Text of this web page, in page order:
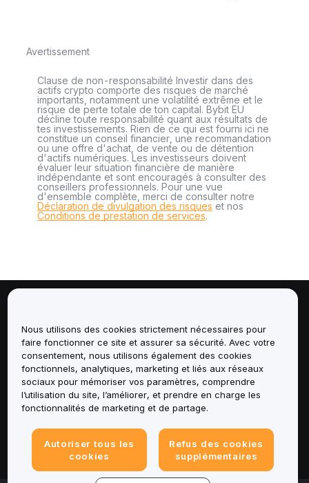
Avertissement
Clause de non-responsabilité Investir dans des
actifs crypto comporte des risques de marché
importants, notamment une volatilité extrême et le
risque de perte totale de ton capital. Bybit EU
décline toute responsabilité quant aux résultats de
tes investissements. Rien de ce qui est fourni ici ne
constitue un conseil financier, une recommandation
ou une offre d'achat, de vente ou de détention
d'actifs numériques. Les investisseurs doivent
évaluer leur situation financière de manière
indépendante et sont encouragés à consulter des
conseillers professionnels. Pour une vue
d'ensemble complète, merci de consulter notre
Déclaration de divulgation des risques et nos
Conditions de prestation de services.
Services
Assistance
Produits
Mentions légales
Nous utilisons des cookies strictement nécessaires pour
faire fonctionner ce site et assurer sa sécurité. Avec votre
consentement, nous utilisons également des cookies
fonctionnels, analytiques, marketing et liés aux réseaux
sociaux pour mémoriser vos paramètres, comprendre
l’utilisation du site, l’améliorer, et prendre en charge les
fonctionnalités de marketing et de partage.
Autoriser tous les
cookies
Refus des cookies
supplémentaires